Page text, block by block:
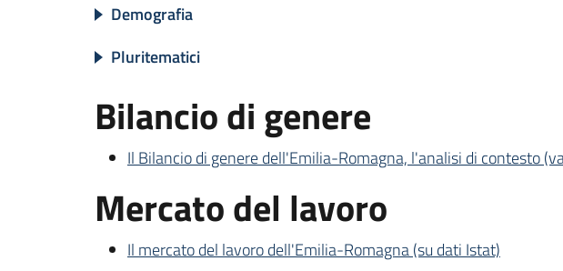
Demografia
Pluritematici
Bilancio di genere
Il Bilancio di genere dell'Emilia-Romagna, l'analisi di contesto
Mercato del lavoro
Il mercato del lavoro dell'Emilia-Romagna (su dati Istat)